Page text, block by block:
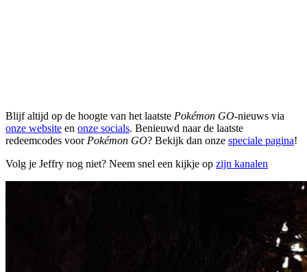
Blijf altijd op de hoogte van het laatste Pokémon GO-nieuws via
onze website en onze socials. Benieuwd naar de laatste
redeemcodes voor Pokémon GO? Bekijk dan onze speciale pagina!
Volg je Jeffry nog niet? Neem snel een kijkje op zijn kanalen